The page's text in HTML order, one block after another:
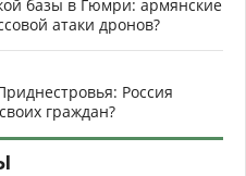
базы в Гюмри: армянские
атаки дронов?
Россия
граждан?